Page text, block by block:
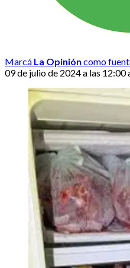
Marcá La Opinión como
09 de julio de 2024 a las 12:00